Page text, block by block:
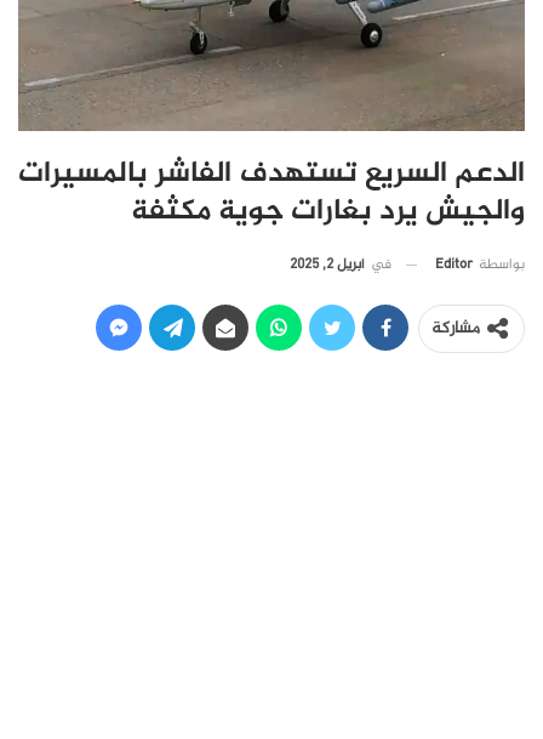
الدعم السريع تستهدف الفاشر بالمسيرات
والجيش يرد بغارات جوية مكثفة
بواسطة Editor في أبريل 2, 2025
مشاركة